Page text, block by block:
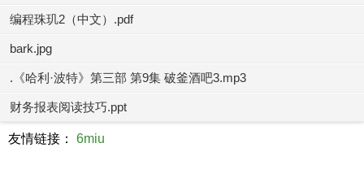
编程珠玑2（中文）.pdf
bark.jpg
.《哈利·波特》第三部 第9集 破釜酒吧3.mp3
财务报表阅读技巧.ppt
友情链接： 6miu